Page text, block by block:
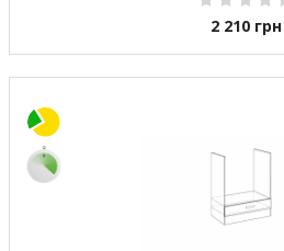
2 210 грн